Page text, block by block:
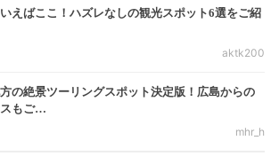
えばここ！ハズレなしの観光スポット6選をご紹
aktk200
の絶景ツーリングスポット決定版！広島からの
もご…
mhr_h